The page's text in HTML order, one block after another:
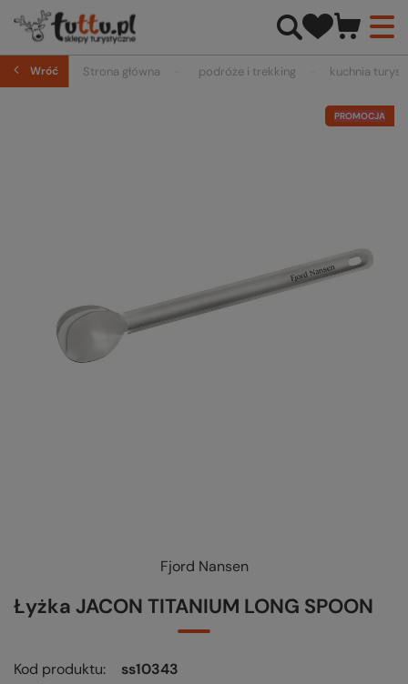
Wróć Strona główna podróże i trekking kuchnia
PROMOCJA
KUP-SPRAWDŹ-WYMIEŃ-
Fjord Nansen
Łyżka JACON TITANIUM LONG SPOON
Kod produktu
ss10343